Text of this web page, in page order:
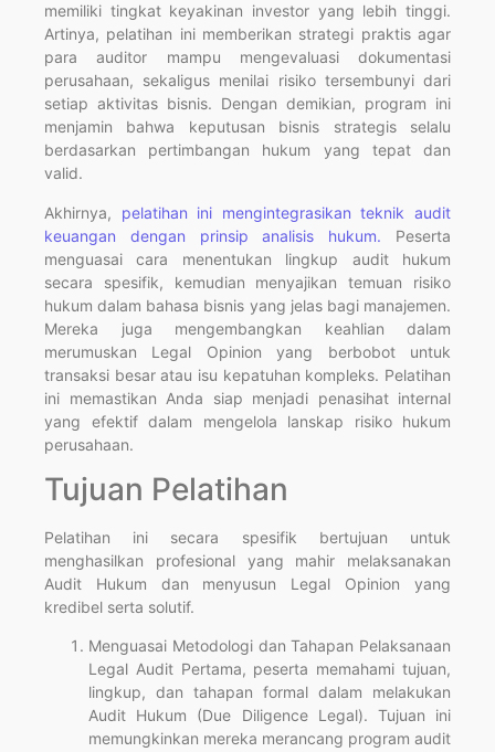
memiliki tingkat keyakinan investor yang lebih tinggi.
Artinya, pelatihan ini memberikan strategi praktis agar
para auditor mampu mengevaluasi dokumentasi
perusahaan, sekaligus menilai risiko tersembunyi dari
setiap aktivitas bisnis. Dengan demikian, program ini
menjamin bahwa keputusan bisnis strategis selalu
berdasarkan pertimbangan hukum yang tepat dan
valid.
Akhirnya, pelatihan ini mengintegrasikan teknik audit
keuangan dengan prinsip analisis hukum. Peserta
menguasai cara menentukan lingkup audit hukum
secara spesifik, kemudian menyajikan temuan risiko
hukum dalam bahasa bisnis yang jelas bagi manajemen.
Mereka juga mengembangkan keahlian dalam
merumuskan Legal Opinion yang berbobot untuk
transaksi besar atau isu kepatuhan kompleks. Pelatihan
ini memastikan Anda siap menjadi penasihat internal
yang efektif dalam mengelola lanskap risiko hukum
perusahaan.
Tujuan Pelatihan
Pelatihan ini secara spesifik bertujuan untuk
menghasilkan profesional yang mahir melaksanakan
Audit Hukum dan menyusun Legal Opinion yang
kredibel serta solutif.
Menguasai Metodologi dan Tahapan Pelaksanaan
Legal Audit Pertama, peserta memahami tujuan,
lingkup, dan tahapan formal dalam melakukan
Audit Hukum (Due Diligence Legal). Tujuan ini
memungkinkan mereka merancang program audit